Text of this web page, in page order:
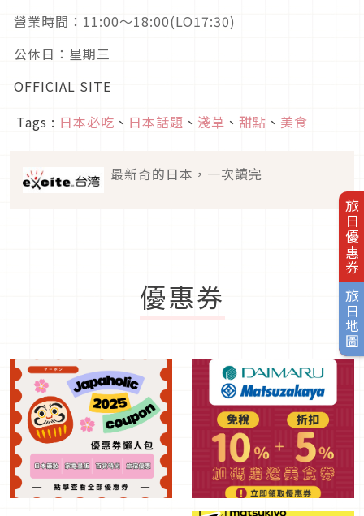
旅日優惠券
旅日地圖
營業時間：11:00〜18:00(LO17:30)
公休日：星期三
OFFICIAL SITE
Tags : 日本必吃 、 日本話題 、 淺草 、 甜點 、 美食
最新奇的日本，一次讀完
優惠券